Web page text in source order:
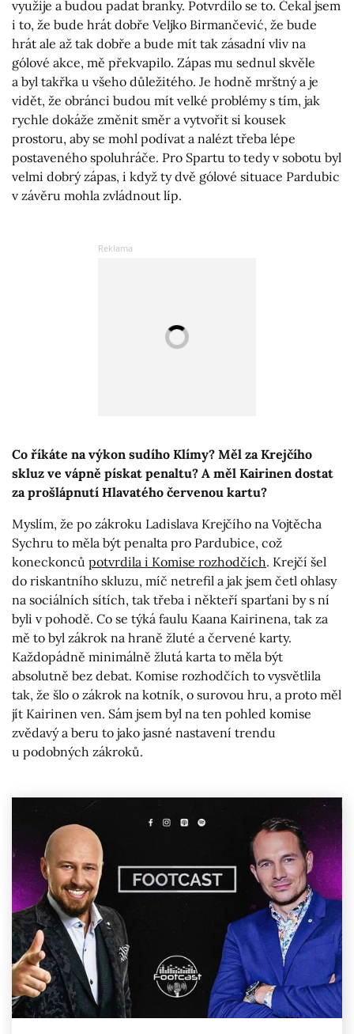
využije a budou padat branky. Potvrdilo se to. Čekal jsem
i to, že bude hrát dobře Veljko Birmančević, že bude
hrát ale až tak dobře a bude mít tak zásadní vliv na
gólové akce, mě překvapilo. Zápas mu sednul skvěle
a byl takřka u všeho důležitého. Je hodně mrštný a je
vidět, že obránci budou mít velké problémy s tím, jak
rychle dokáže změnit směr a vytvořit si kousek
prostoru, aby se mohl podívat a nalézt třeba lépe
postaveného spoluhráče. Pro Spartu to tedy v sobotu byl
velmi dobrý zápas, i když ty dvě gólové situace Pardubic
v závěru mohla zvládnout líp.
Co říkáte na výkon sudího Klímy? Měl za Krejčího
skluz ve vápně pískat penaltu? A měl Kairinen dostat
za prošlápnutí Hlavatého červenou kartu?
Myslím, že po zákroku Ladislava Krejčího na Vojtěcha
Sychru to měla být penalta pro Pardubice, což
koneckonců potvrdila i Komise rozhodčích. Krejčí šel
do riskantního skluzu, míč netrefil a jak jsem četl ohlasy
na sociálních sítích, tak třeba i někteří sparťani by s ní
byli v pohodě. Co se týká faulu Kaana Kairinena, tak za
mě to byl zákrok na hraně žluté a červené karty.
Každopádně minimálně žlutá karta to měla být
absolutně bez debat. Komise rozhodčích to vysvětlila
tak, že šlo o zákrok na kotník, o surovou hru, a proto měl
jít Kairinen ven. Sám jsem byl na ten pohled komise
zvědavý a beru to jako jasné nastavení trendu
u podobných zákroků.